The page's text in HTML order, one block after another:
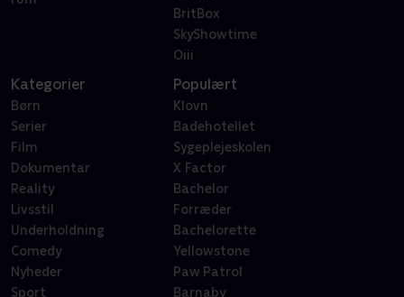
BritBox
SkyShowtime
Oiii
Kategorier
Børn
Serier
Film
Dokumentar
Reality
Livsstil
Underholdning
Comedy
Nyheder
Sport
Populært
Klovn
Badehotellet
Sygeplejeskolen
X Factor
Bachelor
Forræder
Bachelorette
Yellowstone
Paw Patrol
Barnaby